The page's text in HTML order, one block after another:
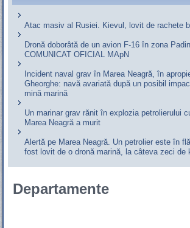
Atac masiv al Rusiei. Kievul, lovit de rachete
Dronă doborâtă de un avion F‑16 în zona
COMUNICAT OFICIAL MApN
Incident naval grav în Marea Neagră, în
Gheorghe: navă avariată după un posibil
mină marină
Un marinar grav rănit în explozia petrolierului
Marea Neagră a murit
Alertă pe Marea Neagră. Un petrolier este în
fost lovit de o dronă marină, la câteva zeci de
Departamente